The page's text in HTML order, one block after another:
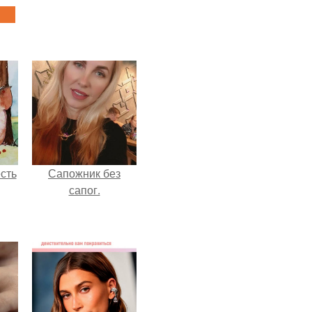
Сапожник без
сапог.